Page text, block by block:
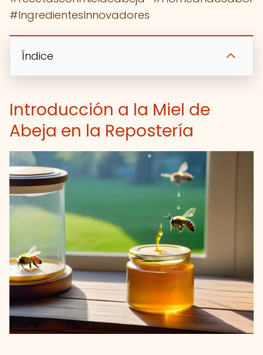
#IngredientesInnovadores
Índice
Introducción a la Miel de
Abeja en la Repostería